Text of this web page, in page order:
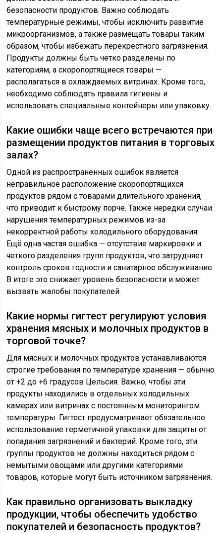
безопасности продуктов. Важно соблюдать
температурные режимы, чтобы исключить развитие
микроорганизмов, а также размещать товары таким
образом, чтобы избежать перекрестного загрязнения.
Продукты должны быть четко разделены по
категориям, а скоропортящиеся товары —
располагаться в охлаждаемых витринах. Кроме того,
необходимо соблюдать правила гигиены и
использовать специальные контейнеры или упаковку.
Какие ошибки чаще всего встречаются при
размещении продуктов питания в торговых
залах?
Одной из распространённых ошибок является
неправильное расположение скоропортящихся
продуктов рядом с товарами длительного хранения,
что приводит к быстрому порче. Также нередки случаи
нарушения температурных режимов из-за
некорректной работы холодильного оборудования.
Ещё одна частая ошибка — отсутствие маркировки и
четкого разделения групп продуктов, что затрудняет
контроль сроков годности и санитарное обслуживание.
В итоге это снижает уровень безопасности и может
вызвать жалобы покупателей.
Какие нормы гигтест регулируют условия
хранения мясных и молочных продуктов в
торговой точке?
Для мясных и молочных продуктов устанавливаются
строгие требования по температуре хранения — обычно
от +2 до +6 градусов Цельсия. Важно, чтобы эти
продукты находились в отдельных холодильных
камерах или витринах с постоянным мониторингом
температуры. Гигтест предусматривает обязательное
использование герметичной упаковки для защиты от
попадания загрязнений и бактерий. Кроме того, эти
группы продуктов не должны находиться рядом с
немытыми овощами или другими категориями
товаров, которые могут быть источником загрязнения.
Как правильно организовать выкладку
продукции, чтобы обеспечить удобство
покупателей и безопасность продуктов?